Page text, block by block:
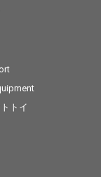
トイ